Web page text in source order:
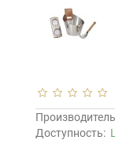
Производитель
Доступность: